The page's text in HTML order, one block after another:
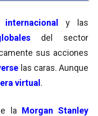
y las
del sector
sus acciones
las caras. Aunque
virtual .
la Morgan Stanley